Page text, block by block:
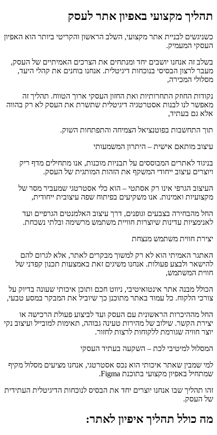
תהליך מקצועי באפיון אתר לעסק
כשניגשים לבניית אתר מקצועי, השלב הראשון והקריטי ביותר הוא האפיון
העסקי המעמיק.
בשלב זה אנחנו יושבים יחד ומנתחים את הצרכים האמיתיים של העסק,
מעבר לרצון הבסיסי בנוכחות דיגיטלית. אנחנו בוחנים את קהלי היעד,
מסלולי המכירה,
נקודות החוזק התחרותיות ואת החזון העסקי ארוך הטווח. תהליך זה
מאפשר לנו לבנות אסטרטגיה דיגיטלית שתשרת את העסק לא רק בהווה
אלא גם בעתיד,
תוך התחשבות בפוטנציאל הצמיחה והתפתחות השוק.
עיצוב מותאם אישית – היתרון המשמעותי
בניגוד לאתרים המבוססים על תבניות מוכנות, אנו מתחילים מדף ריק
ויוצרים עיצוב ייחודי המשקף את הזהות המותגית של העסק.
העיצוב הגרפי אינו רק אסתטי – הוא כלי אסטרטגי שמעביר מסר של
מקצועיות ואמינות. אנו משקיעים בפיתוח שפה עיצובית ייחודית,
החל מהבחירה בצבעים וגופנים, דרך עיצוב האלמנטים הגרפיים ועד
לאנימציות עדינות שיוצרות חוויית משתמש מרשימה ובלתי נשכחת.
יצירת חווית משתמש מנצחת
האתגר האמיתי הוא לא רק למשוך מבקרים לאתר, אלא לגרום להם
להישאר ולבצע פעולות. אנחנו משיגים זאת באמצעות תכנון קפדני של
חווית המשתמש,
הכולל מבנה אתר אינטואיטיבי, ניווט חכם ותוכן איכותי שעונה בדיוק על
צורכי הלקוח. כל עמוד באתר מתוכנן כך שיוביל את המבקר במסע טבעי,
החל מההיכרות הראשונית עם העסק ועד לביצוע פעולת הרכישה או
יצירת הקשר. שילוב של מהירות טעינה גבוהה, תאימות למובייל ועיצוב נקי
יוצר חוויה שגורמת ללקוחות לרצות לחזור.
המסלול למיטיבי לכת – השקעה בעתיד העסקי
למי שמבין שאתר איכותי הוא נכס אסטרטגי, אנחנו מציעים מסלול מקיף
שמתחיל באפיון מקצועי בתוכנת Figma.
זהו תהליך שבו אנחנו יוצרים יחד את הבסיס לנוכחות הדיגיטלית העתידית
של העסק.
מה כולל תהליך איפיון לאתר: